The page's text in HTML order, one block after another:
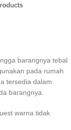
barangnya tebal
pada rumah
tersedia dalam
barangnya.
warna tidak